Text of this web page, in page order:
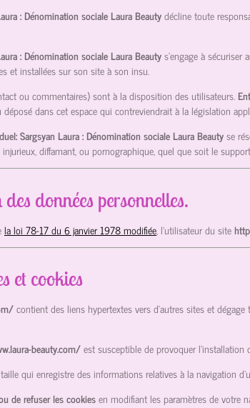
: Dénomination sociale Laura Beautydécline toute
: Dénomination sociale Laura Beautys’engage à sécuriser
et installées sur son site à son insu.
ou commentaires) sont à la disposition des utilisateurs.
dans cet espace qui contreviendrait à la législation
Sargsyan Laura : Dénomination sociale Laura Beautyse
injurieux, diffamant, ou pornographique, quel que soit le
données personnelles.
la loi 78-17 du 6 janvier 1978 modifiée, l’utilisateur du site
et cookies
contient des liens hypertextes vers d’autres sites et
beauty.com/est susceptible de provoquer l’installation
qui enregistre des informations relatives à la navigation
de refuser les cookiesen modifiant les paramètres de votre